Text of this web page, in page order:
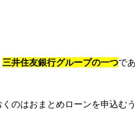
三井住友銀行グループの一つで
のはおまとめローンを申込む